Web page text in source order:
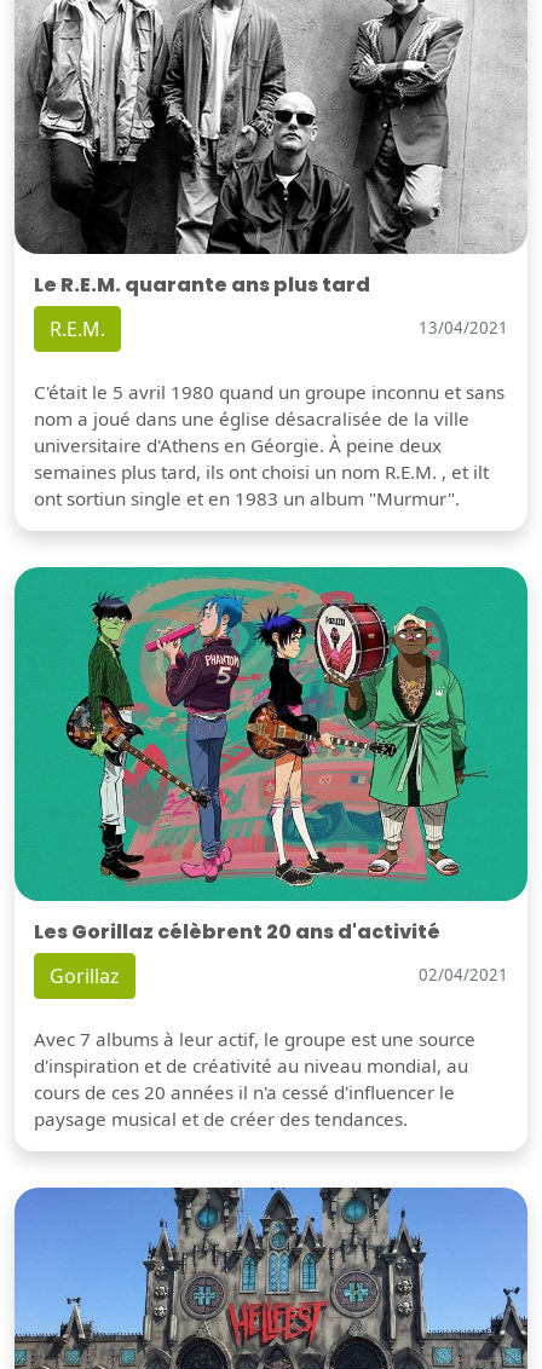
Le R.E.M. quarante ans plus tard
R.E.M. 13/04/2021
C'était le 5 avril 1980 quand un groupe inconnu et sans
nom a joué dans une église désacralisée de la ville
universitaire d'Athens en Géorgie. À peine deux
semaines plus tard, ils ont choisi un nom R.E.M. , et ilt
ont sortiun single et en 1983 un album "Murmur".
Les Gorillaz célèbrent 20 ans d'activité
Gorillaz 02/04/2021
Avec 7 albums à leur actif, le groupe est une source
d'inspiration et de créativité au niveau mondial, au
cours de ces 20 années il n'a cessé d'influencer le
paysage musical et de créer des tendances.